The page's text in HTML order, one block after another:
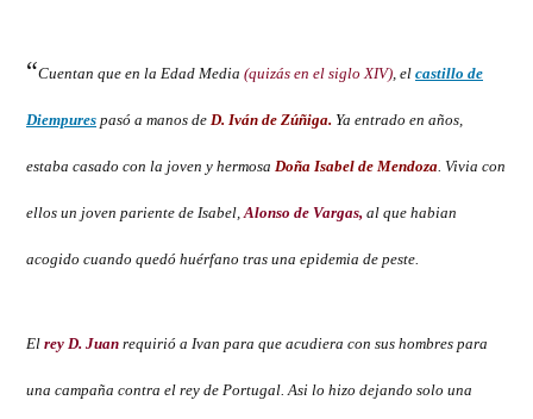
“Cuentan que en la Edad Media (quizás en el siglo XIV), elcastillo de
Diempurespasó a manos deD. Iván de Zúñiga. Ya entrado en años,
estaba casado con la joven y hermosa Doña Isabel de Mendoza. Vivia con
ellos un joven pariente de Isabel,Alonso de Vargas,al que habian
acogido cuando quedó huérfano tras una epidemia de peste.
Elrey D. Juanrequirió a Ivan para que acudiera con sus hombres para
una campaña contra el rey de Portugal. Asi lo hizo dejando solo una